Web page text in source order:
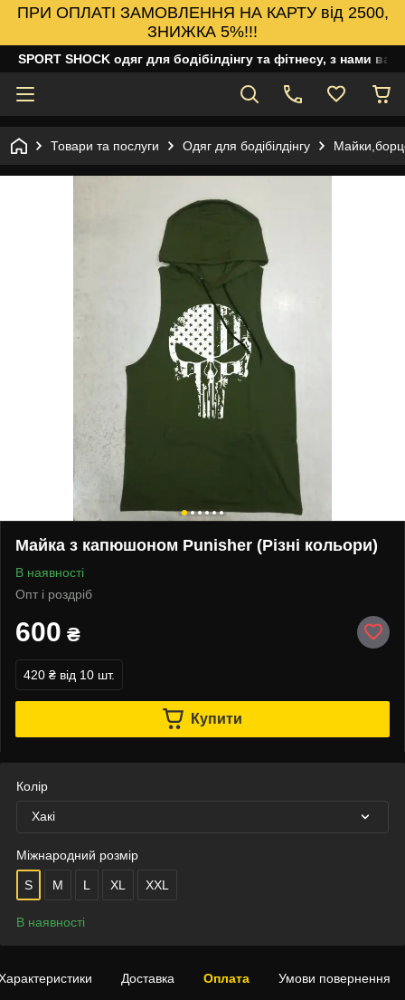
ПРИ ОПЛАТІ ЗАМОВЛЕННЯ НА КАРТУ від 2500,
ЗНИЖКА 5%!!!
SPORT SHOCK одяг для бодібілдінгу та фітнесу, з нами
Товари та послуги Одяг для бодібілдінгу
Майка з капюшоном Punisher (Різні кольори)
В наявності
Опт і роздріб
600 ₴
420 ₴ від 10 шт.
Купити
Колір
Хакі
Міжнародний розмір
S M L XL XXL
В наявності
Доставка Оплата Умови повернення